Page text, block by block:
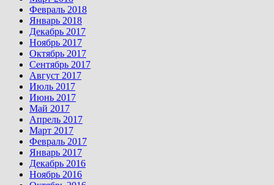
Февраль 2018
Январь 2018
Декабрь 2017
Ноябрь 2017
Октябрь 2017
Сентябрь 2017
Август 2017
Июль 2017
Июнь 2017
Май 2017
Апрель 2017
Март 2017
Февраль 2017
Январь 2017
Декабрь 2016
Ноябрь 2016